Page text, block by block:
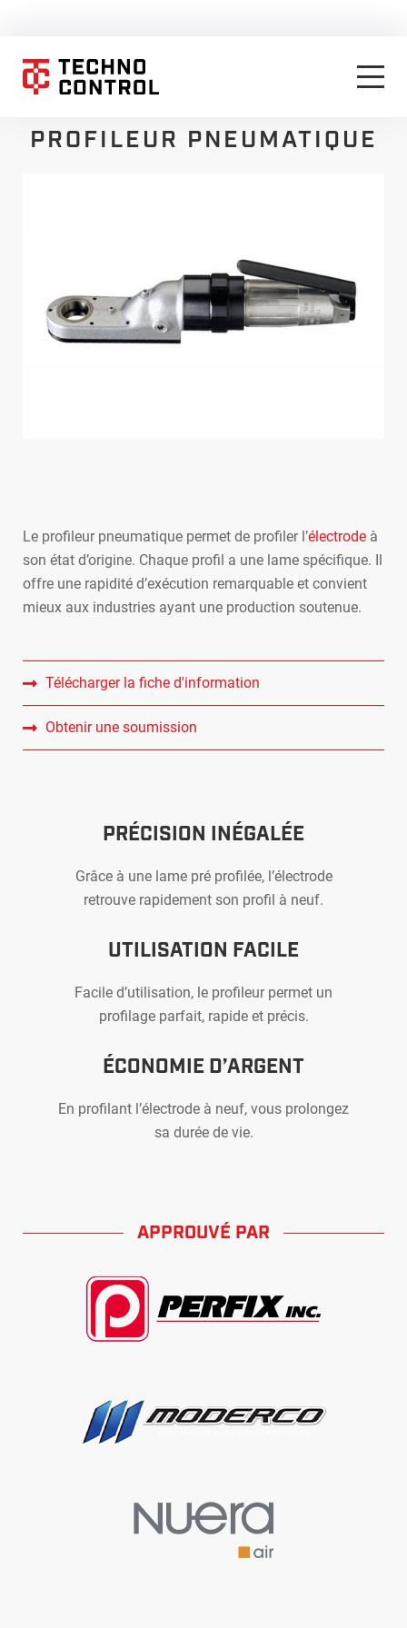
PROFILEUR PNEUMATIQUE
Le profileur pneumatique permet de profiler l’électrode à
son état d’origine. Chaque profil a une lame spécifique. Il
offre une rapidité d’exécution remarquable et convient
mieux aux industries ayant une production soutenue.
Télécharger la fiche d'information
Obtenir une soumission
PRÉCISION INÉGALÉE
Grâce à une lame pré profilée, l’électrode
retrouve rapidement son profil à neuf.
UTILISATION FACILE
Facile d’utilisation, le profileur permet un
profilage parfait, rapide et précis.
ÉCONOMIE D’ARGENT
En profilant l’électrode à neuf, vous prolongez
sa durée de vie.
APPROUVÉ PAR